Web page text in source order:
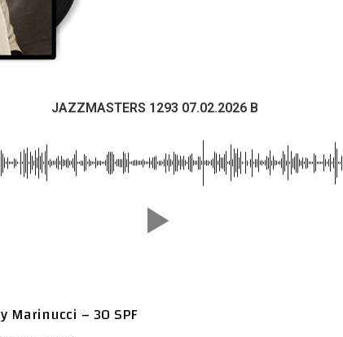
JAZZMASTERS 1293 07.02.2026 B
Marinucci – 30 SPF